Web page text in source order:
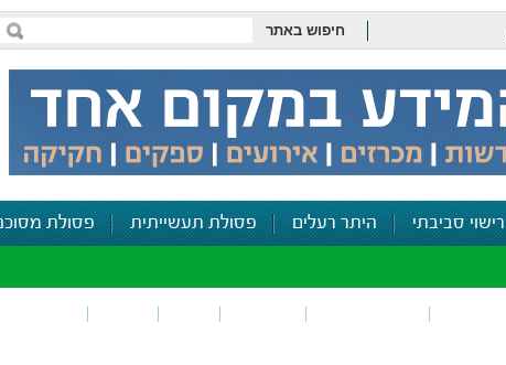
חיפוש באתר
רישוי סביבתי היתר רעלים פסולת תעשייתית פסולת